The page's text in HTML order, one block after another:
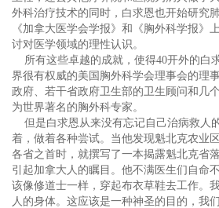
外科治疗技术的同时，白求恩也开始研究
《加拿大医学会学报》和《胸外科学报》
讨对医学领域的理性认识。
所有这些卓越的成就，使得40开外的白
界很有权威的美国胸外科学会理事会的理
政府、若干省政府卫生部的卫生顾问和几
为世界著名的胸外科专家。
但是白求恩从来没有忘记自己治病救人
着，做着各种尝试。当他发现魁北克农业
各省之首时，就撰写了一本揭露魁北克省
引起加拿大人的瞩目。他不满医生们自命
该像修道士一样，穿起布衣草鞋去工作。
人的身体。这应该是一种神圣的目的，我